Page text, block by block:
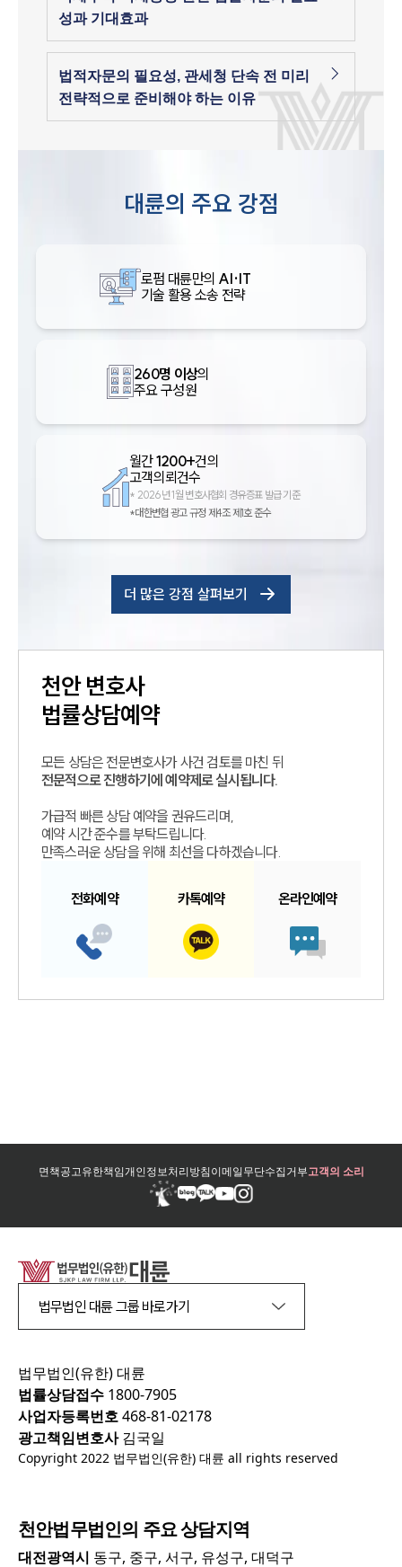
성과 기대효과
법적자문의 필요성, 관세청 단속 전 미리
전략적으로 준비해야 하는 이유
대륜의 주요 강점
로펌 대륜만의 AI·IT
기술 활용 소송 전략
260명 이상의
주요 구성원
월간1200+건의
고객의뢰건수
* 2026년 1월 변호사협회 경유증표 발급 기준
*대한변협 광고 규정 제4조 제1호 준수
더 많은 강점 살펴보기
천안변호사
법률상담예약
모든 상담은 전문변호사가 사건 검토를 마친 뒤
전문적으로 진행하기에 예약제로 실시됩니다.
가급적 빠른 상담 예약을 권유드리며,
예약 시간 준수를 부탁드립니다.
만족스러운 상담을 위해 최선을 다하겠습니다.
전화예약 카톡예약 온라인예약
면책공고유한책임개인정보처리방침이메일무단수집거부고객의 소리
법무법인 대륜 그룹 바로가기
법무법인(유한) 대륜
법률상담접수 1800-7905
사업자등록번호468-81-02178
광고책임변호사김국일
Copyright 2022 법무법인(유한) 대륜 all rights reserved
천안법무법인의 주요 상담지역
대전광역시 동구, 중구, 서구, 유성구, 대덕구